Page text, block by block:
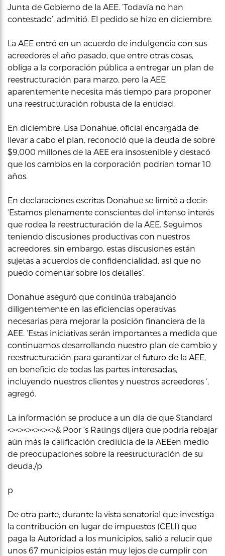
Junta de Gobierno de la AEE. ‘Todavía no han
contestado’, admitió. El pedido se hizo en diciembre.
La AEE entró en un acuerdo de indulgencia con sus
acreedores el año pasado, que entre otras cosas,
obliga a la corporación pública a entregar un plan de
reestructuración para marzo, pero la AEE
aparentemente necesita más tiempo para proponer
una reestructuración robusta de la entidad.
En diciembre, Lisa Donahue, oficial encargada de
llevar a cabo el plan, reconoció que la deuda de sobre
$9,000 millones de la AEE era insostenible y destacó
que los cambios en la corporación podrían tomar 10
años.
En declaraciones escritas Donahue se limitó a decir:
‘Estamos plenamente conscientes del intenso interés
que rodea la reestructuración de la AEE. Seguimos
teniendo discusiones productivas con nuestros
acreedores, sin embargo, estas discusiones están
sujetas a acuerdos de confidencialidad, así que no
puedo comentar sobre los detalles’.
Donahue aseguró que continúa trabajando
diligentemente en las eficiencias operativas
necesarias para mejorar la posición financiera de la
AEE. ‘Estas iniciativas serán importantes a medida que
continuamos desarrollando nuestro plan de cambio y
reestructuración para garantizar el futuro de la AEE,
en beneficio de todas las partes interesadas,
incluyendo nuestros clientes y nuestros acreedores ‘,
agregó.
La información se produce a un día de que Standard
<><><><><><>& Poor ‘s Ratings dijera que podría rebajar
aún más la calificación crediticia de la AEEen medio
de preocupaciones sobre la reestructuración de su
deuda./p
p
De otra parte, durante la vista senatorial que investiga
la contribución en lugar de impuestos (CELI) que
paga la Autoridad a los municipios, salió a relucir que
unos 67 municipios están muy lejos de cumplir con